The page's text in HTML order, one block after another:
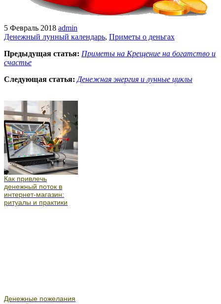
5 Февраль 2018 admin
Денежный лунный календарь, Приметы о деньгах
Предыдущая статья: Приметы на Крещение на богатство и
счастье
Следующая статья: Денежная энергия и лунные циклы
Как привлечь
денежный поток в
интернет-магазин:
ритуалы и практики
Денежные пожелания